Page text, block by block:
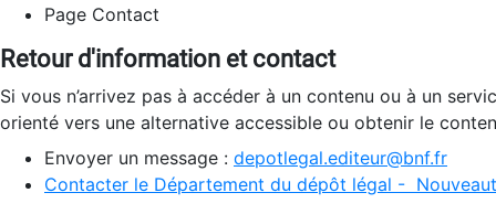
Page Contact
Retour d'information et contact
Si vous n’arrivez pas à accéder à un contenu ou à un
orienté vers une alternative accessible ou obtenir le
Envoyer un message : depotlegal.editeur@bnf.fr
Contacter le Département du dépôt légal -